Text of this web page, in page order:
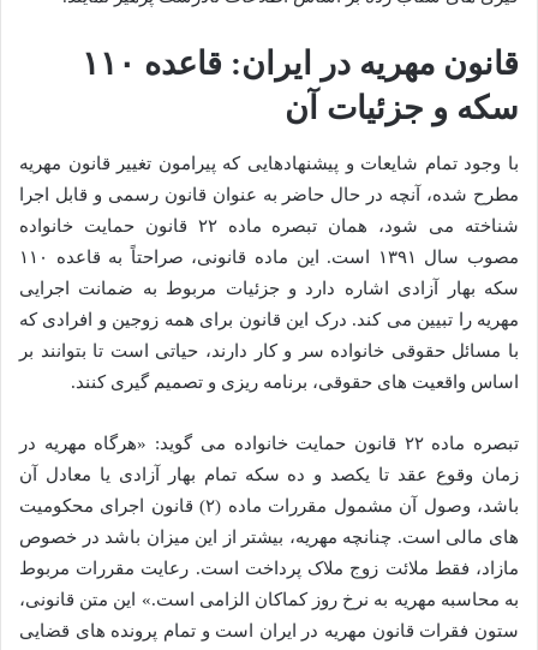
قانون مهریه در ایران: قاعده ۱۱۰
سکه و جزئیات آن
با وجود تمام شایعات و پیشنهادهایی که پیرامون تغییر قانون مهریه
مطرح شده، آنچه در حال حاضر به عنوان قانون رسمی و قابل اجرا
شناخته می شود، همان تبصره ماده ۲۲ قانون حمایت خانواده
مصوب سال ۱۳۹۱ است. این ماده قانونی، صراحتاً به قاعده ۱۱۰
سکه بهار آزادی اشاره دارد و جزئیات مربوط به ضمانت اجرایی
مهریه را تبیین می کند. درک این قانون برای همه زوجین و افرادی که
با مسائل حقوقی خانواده سر و کار دارند، حیاتی است تا بتوانند بر
اساس واقعیت های حقوقی، برنامه ریزی و تصمیم گیری کنند.
تبصره ماده ۲۲ قانون حمایت خانواده می گوید: «هرگاه مهریه در
زمان وقوع عقد تا یکصد و ده سکه تمام بهار آزادی یا معادل آن
باشد، وصول آن مشمول مقررات ماده (۲) قانون اجرای محکومیت
های مالی است. چنانچه مهریه، بیشتر از این میزان باشد در خصوص
مازاد، فقط ملائت زوج ملاک پرداخت است. رعایت مقررات مربوط
به محاسبه مهریه به نرخ روز کماکان الزامی است.» این متن قانونی،
ستون فقرات قانون مهریه در ایران است و تمام پرونده های قضایی